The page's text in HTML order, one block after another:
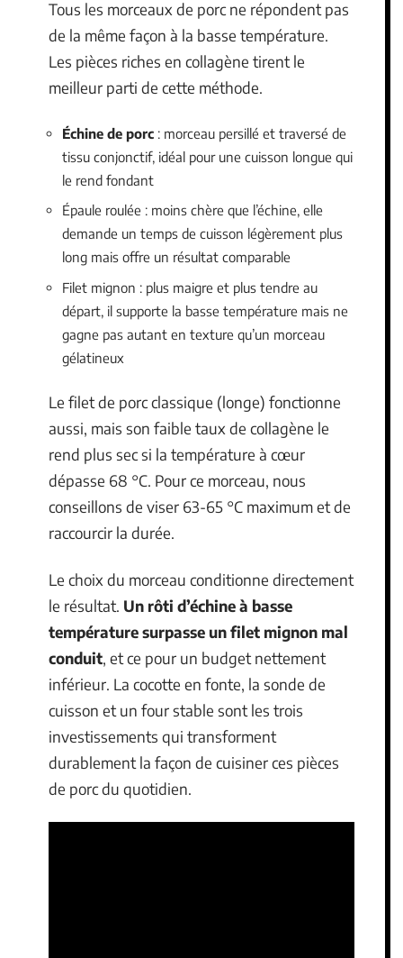
Tous les morceaux de porc ne répondent pas
de la même façon à la basse température.
Les pièces riches en collagène tirent le
meilleur parti de cette méthode.
Échine de porc : morceau persillé et traversé de
tissu conjonctif, idéal pour une cuisson longue qui
le rend fondant
Épaule roulée : moins chère que l’échine, elle
demande un temps de cuisson légèrement plus
long mais offre un résultat comparable
Filet mignon : plus maigre et plus tendre au
départ, il supporte la basse température mais ne
gagne pas autant en texture qu’un morceau
gélatineux
Le filet de porc classique (longe) fonctionne
aussi, mais son faible taux de collagène le
rend plus sec si la température à cœur
dépasse 68 °C. Pour ce morceau, nous
conseillons de viser 63-65 °C maximum et de
raccourcir la durée.
Le choix du morceau conditionne directement
le résultat. Un rôti d’échine à basse
température surpasse un filet mignon mal
conduit, et ce pour un budget nettement
inférieur. La cocotte en fonte, la sonde de
cuisson et un four stable sont les trois
investissements qui transforment
durablement la façon de cuisiner ces pièces
de porc du quotidien.